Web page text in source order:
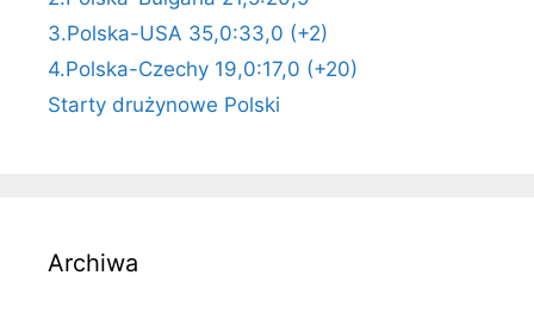
3.Polska-USA 35,0:33,0 (+2)
4.Polska-Czechy 19,0:17,0 (+20)
Starty drużynowe Polski
Archiwa